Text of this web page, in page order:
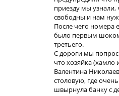
приезду мы
свободны и нам
После чего номера
было первым
третьего.
С дороги мы
что хозяйка
Валентина
столовую, где
швырнула банку с